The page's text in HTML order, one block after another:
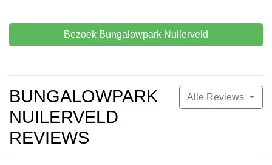
Bezoek Bungalowpark Nuilerveld
Alle Reviews
BUNGALOWPARK
NUILERVELD
REVIEWS